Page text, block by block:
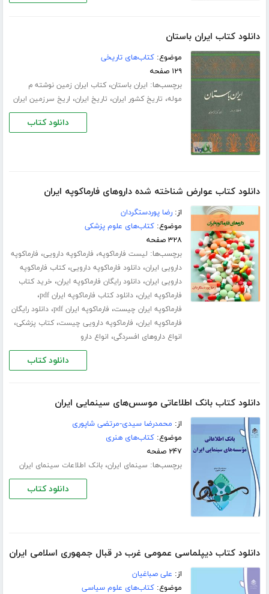
دانلود کتاب ایران باستان
موضوع:کتاب‌های تاریخی
۱۲۹ صفحه
برچسب‌ها: ایران باستان،کتاب ایران زمین نوشته م
موله، تاریخ کشور ایران، تاریخ ایران، اریخ سرزمین ایران
دانلود کتاب
دانلود کتاب عوارض شناخته شده داروهای فارماکوپه ایران
از:رضا پوردستگردان
موضوع:کتاب‌های علوم پزشکی
۳۲۸ صفحه
برچسب‌ها: لیست فارماکوپه، فارماکوپه دارویی، فارماکوپه
دارویی ایران،دانلود فارماکوپه دارویی،کتاب فارماکوپه
دارویی ایران،دانلود رایگان فارماکوپه ایران، خرید کتاب
فارماکوپه ایران،دانلود کتاب فارماکوپه ایران pdf ،
فارماکوپه ایران چیست، فارماکوپه ایران pdf ،دانلود رایگان
فارماکوپه ایران، فارماکوپه دارویی چیست،کتاب پزشکی،
انواع داروهای افسردگی، انواع دارو
دانلود کتاب
دانلود کتاب بانک اطلاعاتی موسس‌های سینمایی ایران
از: محمدرضا سیدی-مرتضی شاپوری
موضوع:کتاب‌های هنری
۲۴۷ صفحه
برچسب‌ها: سینمای ایران،بانک اطلاعات سینمای ایران
دانلود کتاب
دانلود کتاب دیپلماسی عمومی غرب در قبال جمهوری اسلامی ایران
از: علی صباغیان
موضوع:کتاب‌های علوم سیاسی